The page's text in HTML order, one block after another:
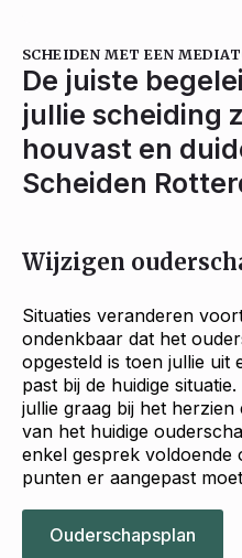
SCHEIDEN MET EEN
De juiste
jullie scheiding
houvast en
Scheiden
Wijzigen
Situaties veranderen
ondenkbaar dat het
opgesteld is toen jullie uit
past bij de huidige
jullie graag bij het
van het huidige
enkel gesprek voldoende
punten er aangepast
Ouderschapsplan